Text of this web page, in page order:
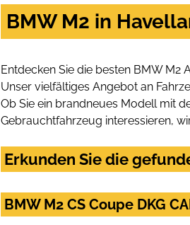
BMW M2 in
Entdecken Sie die besten BMW M2
Unser vielfältiges Angebot an
Ob Sie ein brandneues Modell mit
Gebrauchtfahrzeug interessieren,
Erkunden Sie die
BMW M2 CS Coupe DKG